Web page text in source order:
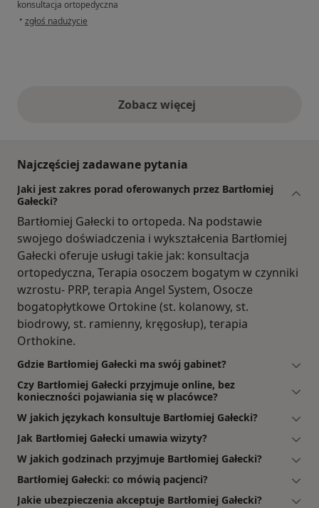
konsultacja ortopedyczna
• w opinii użytkownika AG
zgłoś nadużycie
Zobacz więcejopinie powyżej
Najczęściej zadawane pytania
Jaki jest zakres porad oferowanych przez Bartłomiej
Gałecki?
Bartłomiej Gałecki to ortopeda. Na podstawie
swojego doświadczenia i wykształcenia Bartłomiej
Gałecki oferuje usługi takie jak: konsultacja
ortopedyczna, Terapia osoczem bogatym w czynniki
wzrostu- PRP, terapia Angel System, Osocze
bogatopłytkowe Ortokine (st. kolanowy, st.
biodrowy, st. ramienny, kręgosłup), terapia
Orthokine.
Gdzie Bartłomiej Gałecki ma swój gabinet?
Czy Bartłomiej Gałecki przyjmuje online, bez
konieczności pojawiania się w placówce?
W jakich językach konsultuje Bartłomiej Gałecki?
Jak Bartłomiej Gałecki umawia wizyty?
W jakich godzinach przyjmuje Bartłomiej Gałecki?
Bartłomiej Gałecki: co mówią pacjenci?
Jakie ubezpieczenia akceptuje Bartłomiej Gałecki?